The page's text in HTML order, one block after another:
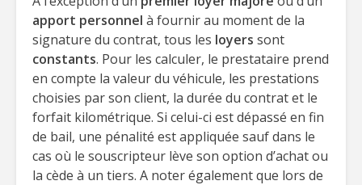
apport personnel à fournir au moment de la
signature du contrat, tous les loyers sont
constants. Pour les calculer, le prestataire prend
en compte la valeur du véhicule, les prestations
choisies par son client, la durée du contrat et le
forfait kilométrique. Si celui-ci est dépassé en fin
de bail, une pénalité est appliquée sauf dans le
cas où le souscripteur lève son option d’achat ou
la cède à un tiers. A noter également que lors de